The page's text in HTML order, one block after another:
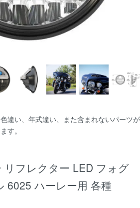
違い、年式違い、また含まれないパーツが
す。
リフレクター LED フォグ
6025 ハーレー用 各種